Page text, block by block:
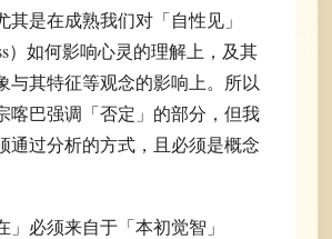
其是在成熟我们对「自性见」
）如何影响心灵的理解上，及其
与其特征等观念的影响上。所以
喀巴强调「否定」的部分，但我
通过分析的方式，且必须是概念
」必须来自于「本初觉智」